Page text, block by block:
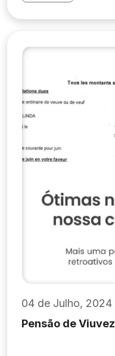
04 de Julho, 2024
Pensão de Viuvez